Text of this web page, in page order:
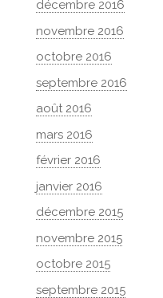
décembre 2016
novembre 2016
octobre 2016
septembre 2016
août 2016
mars 2016
février 2016
janvier 2016
décembre 2015
novembre 2015
octobre 2015
septembre 2015